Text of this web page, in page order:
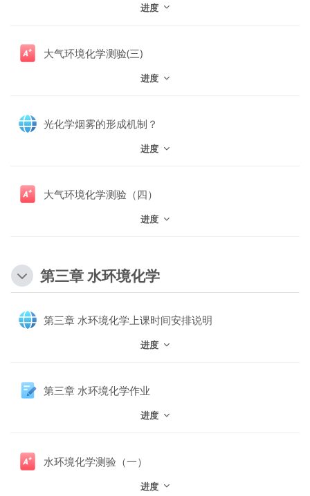
进度
大气环境化学测验(三)
进度
光化学烟雾的形成机制？
进度
大气环境化学测验（四）
进度
第三章 水环境化学
第三章 水环境化学上课时间安排说明
进度
第三章 水环境化学作业
进度
水环境化学测验（一）
进度